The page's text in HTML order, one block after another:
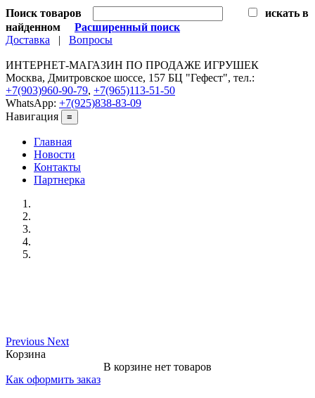
Поиск товаров
искать в
найденном
Расширенный поиск
Доставка | Вопросы
ИНТЕРНЕТ-МАГАЗИН ПО ПРОДАЖЕ ИГРУШЕК
Москва, Дмитровское шоссе, 157 БЦ "Гефест", тел.:
+7(903)960-90-79, +7(965)113-51-50
WhatsApp: +7(925)838-83-09
Навигация
≡
Главная
Новости
Контакты
Партнерка
Previous Next
Корзина
В корзине нет товаров
Как оформить заказ